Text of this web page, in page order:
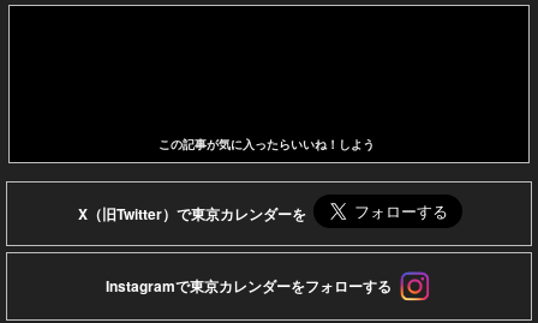
この記事が気に入ったらいいね！しよう
X（旧Twitter）で東京カレンダーを
Instagramで東京カレンダーをフォローする